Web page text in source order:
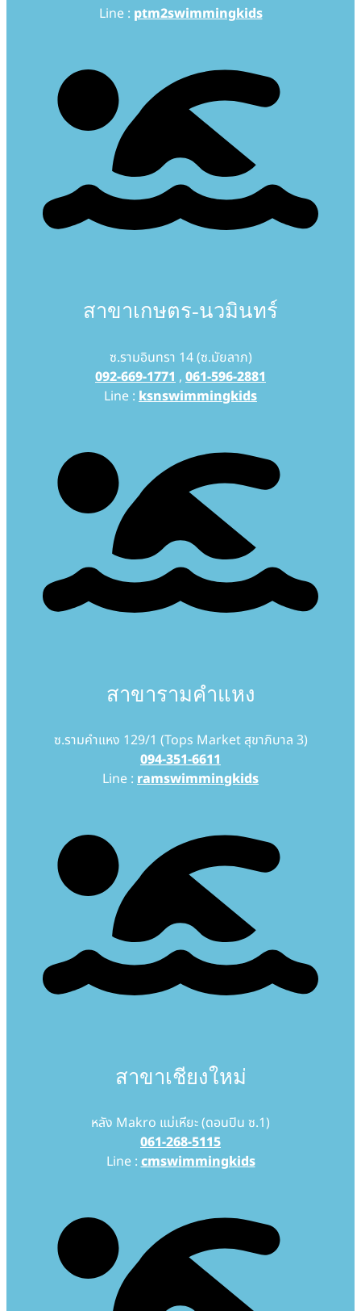
Line : ptm2swimmingkids
สาขาเกษตร-นวมินทร์
ซ.รามอินทรา 14 (ซ.มัยลาภ)
092-669-1771, 061-596-2881
Line : ksnswimmingkids
สาขารามคำแหง
ซ.รามคำแหง 129/1 (Tops Market สุขาภิบาล 3)
094-351-6611
Line : ramswimmingkids
สาขาเชียงใหม่
หลัง Makro แม่เหียะ (ดอนปิน ซ.1)
061-268-5115
Line :cmswimmingkids